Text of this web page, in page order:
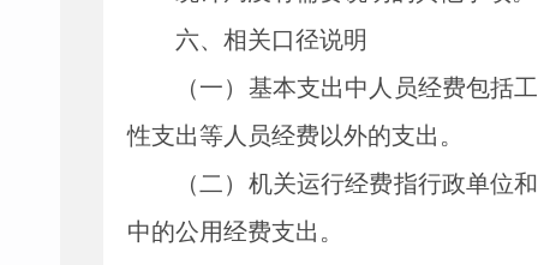
六、相关口径说明
（一）基本支出中人员经费包括
性支出等人员经费以外的支出。
（二）机关运行经费指行政单位
中的公用经费支出。